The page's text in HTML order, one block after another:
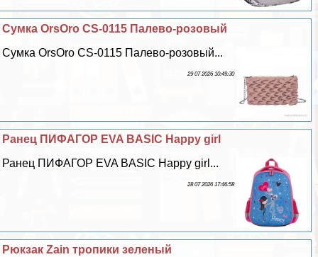
Сумка OrsOro CS-0115 Палево-розовый
Сумка OrsOro CS-0115 Палево-розовый...
29 07 2026 10:49:30
Ранец ПИФАГОР EVA BASIC Happy girl
Ранец ПИФАГОР EVA BASIC Happy girl...
28 07 2026 17:46:58
Рюкзак Zain тропики зеленый